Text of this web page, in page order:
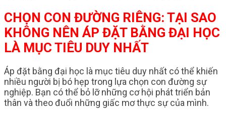
CHỌN CON ĐƯỜNG RIÊNG: TẠI SAO
KHÔNG NÊN ÁP ĐẶT BẰNG ĐẠI HỌC
LÀ MỤC TIÊU DUY NHẤT
Áp đặt bằng đại học là mục tiêu duy nhất có thể khiến
nhiều người bị bó hẹp trong lựa chọn con đường sự
nghiệp. Bạn có thể bỏ lỡ những cơ hội phát triển bản
thân và theo đuổi những giấc mơ thực sự của mình.